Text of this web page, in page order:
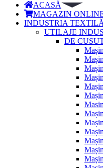
ACASĂ
MAGAZIN
INDUSTRIA TEXTILĂ
UTILAJE
DE